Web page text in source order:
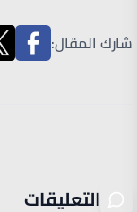
شارك المقال:
التعليقات